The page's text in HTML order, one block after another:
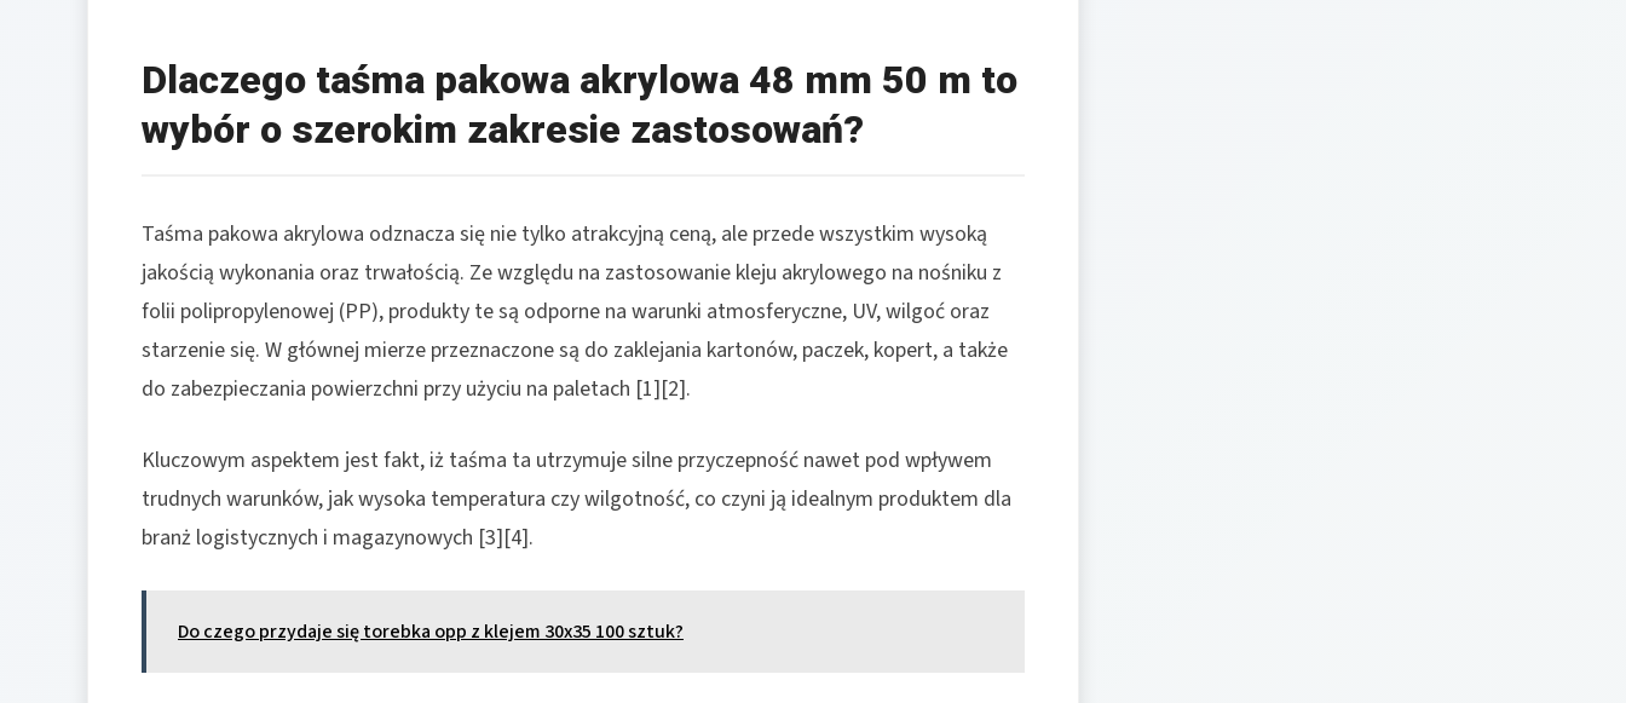
Dlaczego taśma pakowa akrylowa 48 mm 50 m to
wybór o szerokim zakresie zastosowań?
Taśma pakowa akrylowa odznacza się nie tylko atrakcyjną ceną, ale przede wszystkim wysoką
jakością wykonania oraz trwałością. Ze względu na zastosowanie kleju akrylowego na nośniku z
folii polipropylenowej (PP), produkty te są odporne na warunki atmosferyczne, UV, wilgoć oraz
starzenie się. W głównej mierze przeznaczone są do zaklejania kartonów, paczek, kopert, a także
do zabezpieczania powierzchni przy użyciu na paletach [1][2].
Kluczowym aspektem jest fakt, iż taśma ta utrzymuje silne przyczepność nawet pod wpływem
trudnych warunków, jak wysoka temperatura czy wilgotność, co czyni ją idealnym produktem dla
branż logistycznych i magazynowych [3][4].
Do czego przydaje się torebka opp z klejem 30x35 100 sztuk?